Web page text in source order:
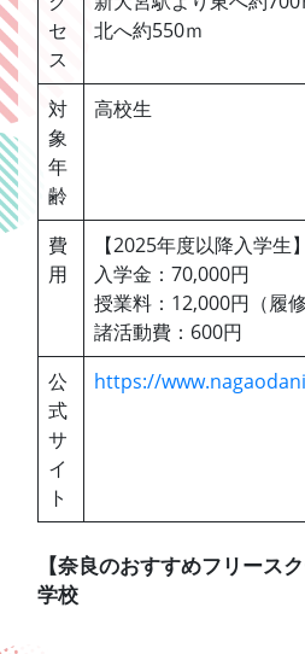
セ
ス
北へ約550ｍ
対
象
年
齢
高校生
費
用
【2025年度以降入学生】
入学金：70,000円
授業料：12,000円（履
諸活動費：600円
公
式
サ
イ
ト
https://
【奈良のおすすめフリース
学校